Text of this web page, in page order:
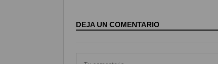
DEJA UN COMENTARIO